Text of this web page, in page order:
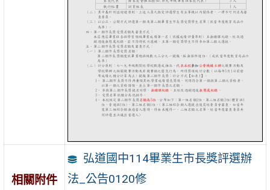
相關附件
弘道國中114畢業生市長獎評選辦
法_公告0120修